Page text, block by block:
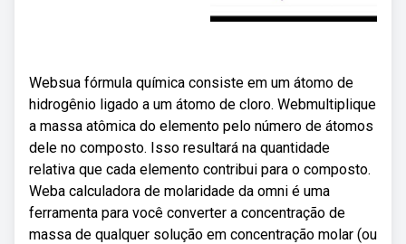
Websua fórmula química consiste em um átomo de
hidrogênio ligado a um átomo de cloro. Webmultiplique
a massa atômica do elemento pelo número de átomos
dele no composto. Isso resultará na quantidade
relativa que cada elemento contribui para o composto.
Weba calculadora de molaridade da omni é uma
ferramenta para você converter a concentração de
massa de qualquer solução em concentração molar (ou